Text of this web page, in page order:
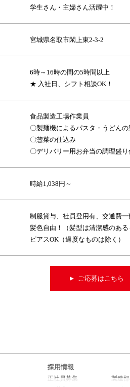
学生さん・主婦さん活躍中！
宮城県名取市閖上東2-3-2
6時～16時の間の5時間以上
★ 入社日、シフト相談OK！
食品製造工場作業員
〇製麺機によるパスタ・うどん
〇惣菜の仕込み
〇デリバリー用お弁当の調理盛り
時給1,038円～
制服貸与、社員登用有、交通費
髪色自由！（髪型は清潔感のある
ピアスOK（過度なものは除く）
ご応募はこちら
採用情報
正社員募集
製造